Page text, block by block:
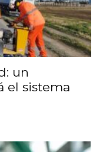
un
el sistema